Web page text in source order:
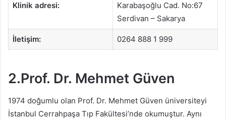
Klinik adresi:
Karabaşoğlu Cad. No:67
Serdivan – Sakarya
İletişim: 0264 888 1 999
2.Prof. Dr. Mehmet Güven
1974 doğumlu olan Prof. Dr. Mehmet Güven üniversiteyi
İstanbul Cerrahpaşa Tıp Fakültesi’nde okumuştur. Aynı